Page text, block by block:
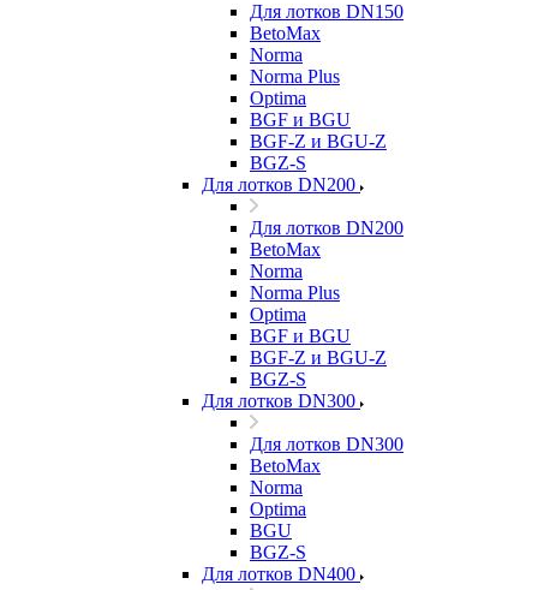
Для лотков DN150
BetoMax
Norma
Norma Plus
Optima
BGF и BGU
BGF-Z и BGU-Z
BGZ-S
Для лотков DN200
Для лотков DN200
BetoMax
Norma
Norma Plus
Optima
BGF и BGU
BGF-Z и BGU-Z
BGZ-S
Для лотков DN300
Для лотков DN300
BetoMax
Norma
Optima
BGU
BGZ-S
Для лотков DN400